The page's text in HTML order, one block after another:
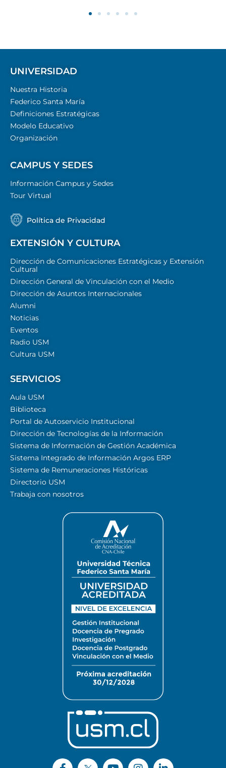
UNIVERSIDAD
Nuestra Historia
Federico Santa María
Definiciones Estratégicas
Modelo Educativo
Organización
CAMPUS Y SEDES
Información Campus y Sedes
Tour Virtual
Política de Privacidad
EXTENSIÓN Y CULTURA
Dirección de Comunicaciones Estratégicas y Extensión
Cultural
Dirección General de Vinculación con el Medio
Dirección de Asuntos Internacionales
Alumni
Noticias
Eventos
Radio USM
Cultura USM
SERVICIOS
Aula USM
Biblioteca
Portal de Autoservicio Institucional
Dirección de Tecnologías de la Información
Sistema de Información de Gestión Académica
Sistema Integrado de Información Argos ERP
Sistema de Remuneraciones Históricas
Directorio USM
Trabaja con nosotros